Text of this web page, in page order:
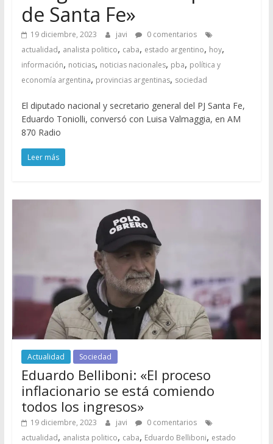
de Santa Fe»
19 diciembre, 2023 javi
0 comentarios
actualidad, analista politico, caba, estado argentino, hoy,
información, noticias, noticias nacionales, pba, política y
economía argentina, provincias argentinas, sociedad
El diputado nacional y secretario general del PJ Santa Fe,
Eduardo Toniolli, conversó con Luisa Valmaggia, en AM
870 Radio
Leer más
Actualidad Sociedad
Eduardo Belliboni: «El proceso
inflacionario se está comiendo
todos los ingresos»
19 diciembre, 2023 javi
0 comentarios
actualidad, analista politico, caba, Eduardo Belliboni, estado